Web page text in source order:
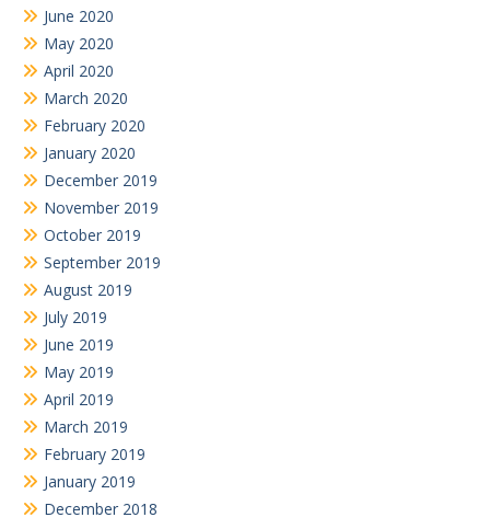
June 2020
May 2020
April 2020
March 2020
February 2020
January 2020
December 2019
November 2019
October 2019
September 2019
August 2019
July 2019
June 2019
May 2019
April 2019
March 2019
February 2019
January 2019
December 2018